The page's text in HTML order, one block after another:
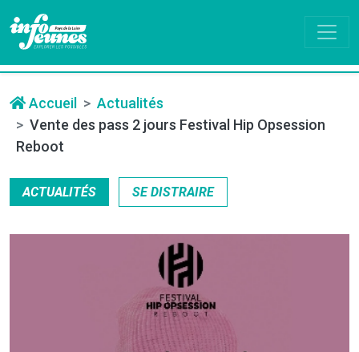
Accueil
Actualités
Vente des pass 2 jours Festival Hip Opsession
Reboot
ACTUALITÉS SE DISTRAIRE